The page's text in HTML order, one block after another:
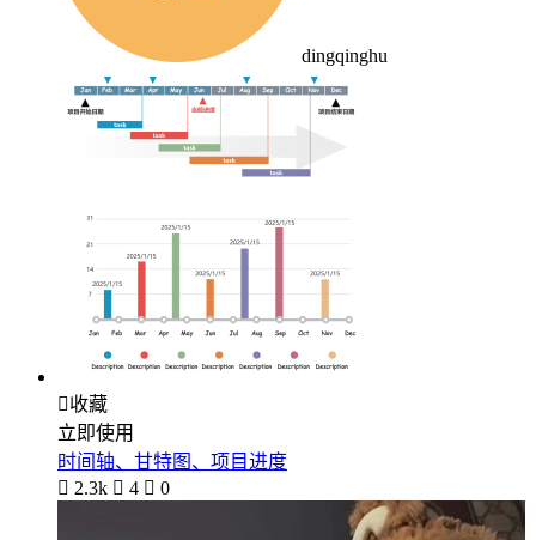
dingqinghu
收藏
立即使用
时间轴、甘特图、项目进度
 2.3k  4  0